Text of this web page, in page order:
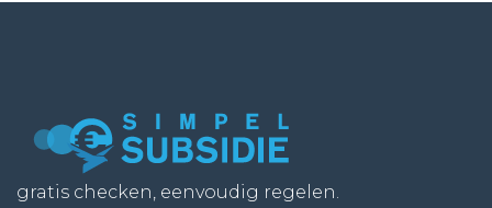
gratis checken, eenvoudig regelen.